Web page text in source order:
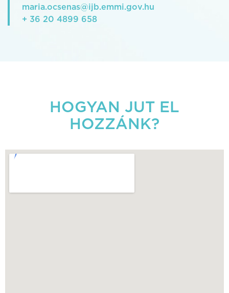
maria.ocsenas@ijb.emmi.gov.hu
+ 36 20 4899 658
HOGYAN JUT EL
HOZZÁNK?